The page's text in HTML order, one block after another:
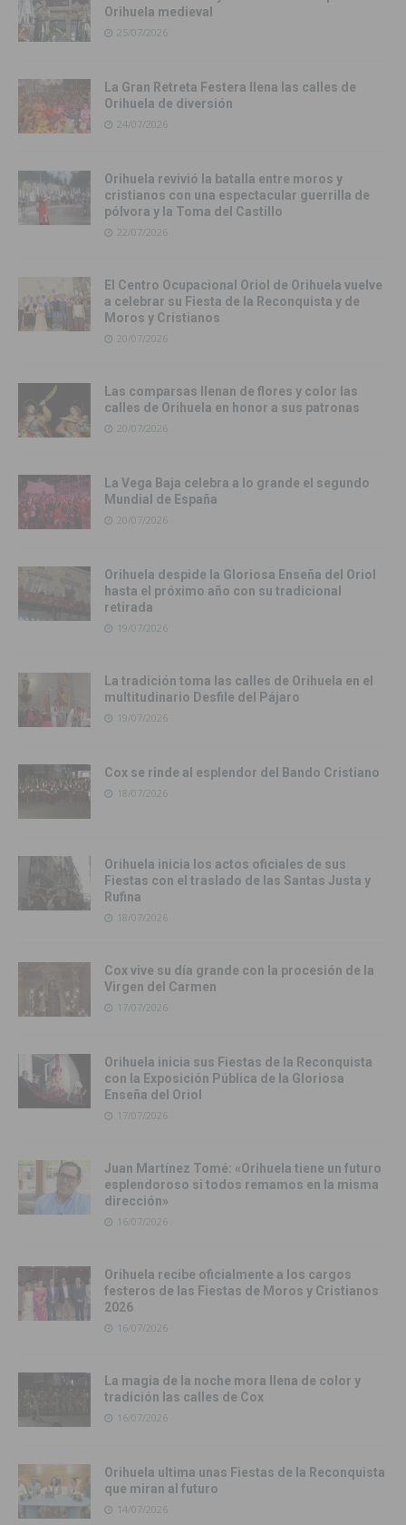
Orihuela medieval
25/07/2026
La Gran Retreta Festera llena las calles de
Orihuela de diversión
24/07/2026
Orihuela revivió la batalla entre moros y
cristianos con una espectacular guerrilla de
pólvora y la Toma del Castillo
22/07/2026
El Centro Ocupacional Oriol de Orihuela vuelve
a celebrar su Fiesta de la Reconquista y de
Moros y Cristianos
20/07/2026
Las comparsas llenan de flores y color las
calles de Orihuela en honor a sus patronas
20/07/2026
La Vega Baja celebra a lo grande el segundo
Mundial de España
20/07/2026
Orihuela despide la Gloriosa Enseña del Oriol
hasta el próximo año con su tradicional
retirada
19/07/2026
La tradición toma las calles de Orihuela en el
multitudinario Desfile del Pájaro
19/07/2026
Cox se rinde al esplendor del Bando Cristiano
18/07/2026
Orihuela inicia los actos oficiales de sus
Fiestas con el traslado de las Santas Justa y
Rufina
18/07/2026
Cox vive su día grande con la procesión de la
Virgen del Carmen
17/07/2026
Orihuela inicia sus Fiestas de la Reconquista
con la Exposición Pública de la Gloriosa
Enseña del Oriol
17/07/2026
Juan Martínez Tomé: «Orihuela tiene un futuro
esplendoroso si todos remamos en la misma
dirección»
16/07/2026
Orihuela recibe oficialmente a los cargos
festeros de las Fiestas de Moros y Cristianos
2026
16/07/2026
La magia de la noche mora llena de color y
tradición las calles de Cox
16/07/2026
Orihuela ultima unas Fiestas de la Reconquista
que miran al futuro
14/07/2026